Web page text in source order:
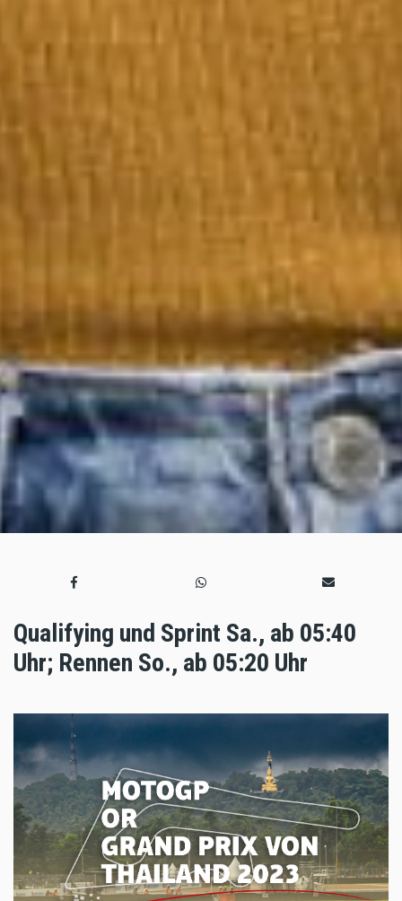
Qualifying und Sprint Sa., ab 05:40
Uhr; Rennen So., ab 05:20 Uhr